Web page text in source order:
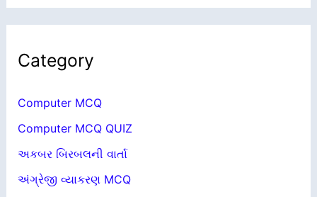
Category
Computer MCQ
Computer MCQ QUIZ
અકબર બિરબલની વાર્તા
અંગ્રેજી વ્યાકરણ MCQ